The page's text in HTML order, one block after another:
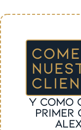
y como
primer